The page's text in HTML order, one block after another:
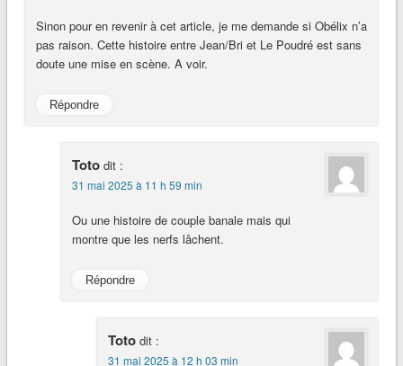
Sinon pour en revenir à cet article, je me demande si Obélix n’a
pas raison. Cette histoire entre Jean/Bri et Le Poudré est sans
doute une mise en scène. A voir.
Répondre
Toto dit :
31 mai 2025 à 11 h 59 min
Ou une histoire de couple banale mais qui
montre que les nerfs lâchent.
Répondre
Toto dit :
31 mai 2025 à 12 h 03 min